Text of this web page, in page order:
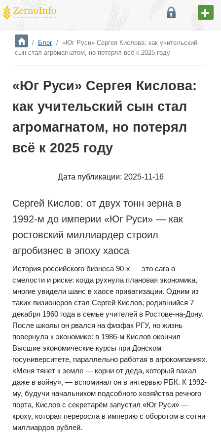
/ Блог / «Юг Руси» Сергея Кислова: как учительский
сын стал агромагнатом, но потерял всё к 2025 году
«Юг Руси» Сергея Кислова:
как учительский сын стал
агромагнатом, но потерял
всё к 2025 году
Дата публикации: 2025-11-16
Сергей Кислов: от двух тонн зерна в
1992-м до империи «Юг Руси» — как
ростовский миллиардер строил
агробизнес в эпоху хаоса
История российского бизнеса 90-х — это сага о
смелости и риске: когда рухнула плановая экономика,
многие увидели шанс в хаосе приватизации. Одним из
таких визионеров стал Сергей Кислов, родившийся 7
декабря 1960 года в семье учителей в Ростове-на-Дону.
После школы он рвался на физфак РГУ, но жизнь
повернула к экономике: в 1986-м Кислов окончил
Высшие экономические курсы при Донском
госуниверситете, параллельно работая в агрокомпаниях.
«Меня тянет к земле — корни от деда, который пахал
даже в войну», — вспоминал он в интервью РБК. К 1992-
му, будучи начальником подсобного хозяйства речного
порта, Кислов с секретарём запустил «Юг Руси» —
кроху, которая переросла в империю с оборотом в сотни
миллиардов рублей.